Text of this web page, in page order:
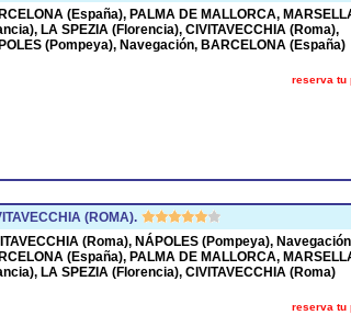
(España), PALMA DE MALLORCA,
LA SPEZIA (Florencia), CIVITAVECCHIA (Roma),
(Pompeya), Navegación, BARCELONA (España)
reserva tu
(ROMA).
(Roma), NÁPOLES (Pompeya),
(España), PALMA DE MALLORCA,
LA SPEZIA (Florencia), CIVITAVECCHIA (Roma)
reserva tu